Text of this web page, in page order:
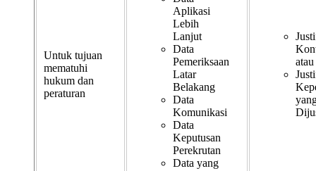
Untuk tujuan
mematuhi
hukum dan
peraturan
Aplikasi
Lebih
Lanjut
Data
Pemeriksaan
Latar
Belakang
Data
Komunikasi
Data
Keputusan
Perekrutan
Data yang
atau